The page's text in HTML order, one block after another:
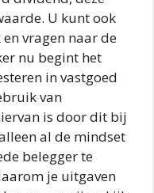
U kunt ook
vragen naar de
nu begint het
in vastgoed
van
is door dit bij
al de mindset
belegger te
je uitgaven